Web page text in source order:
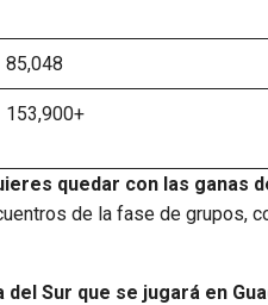
85,048
153,900+
quedar con las ganas
de la fase de grupos,
Sur que se jugará en